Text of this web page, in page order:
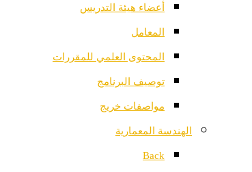
أعضاء هيئة التدريس
المعامل
المحتوى العلمي للمقررات
توصيف البرنامج
مواصفات خريج
الهندسة المعمارية
Back